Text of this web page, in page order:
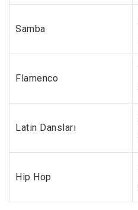
Samba
Flamenco
Latin Dansları
Hip Hop